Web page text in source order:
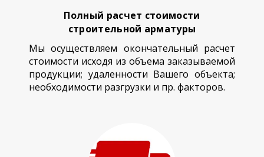
Полный расчет стоимости
строительной арматуры
Мы осуществляем окончательный расчет
стоимости исходя из объема заказываемой
продукции; удаленности Вашего объекта;
необходимости разгрузки и пр. факторов.